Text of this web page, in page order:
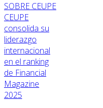
SOBRE CEUPE
CEUPE
consolida su
liderazgo
internacional
en el ranking
de Financial
Magazine
2025